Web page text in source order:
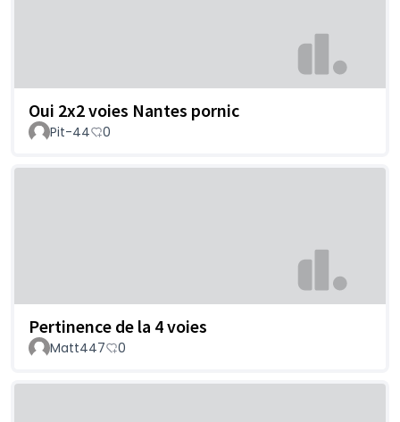
Oui 2x2 voies Nantes pornic
Pit-44 0
Pertinence de la 4 voies
Matt447 0